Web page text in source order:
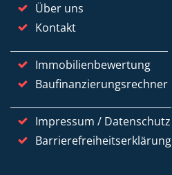
Über uns
Kontakt
Immobilienbewertung
Baufinanzierungsrechner
Impressum / Datenschutz
Barrierefreiheitserklärung